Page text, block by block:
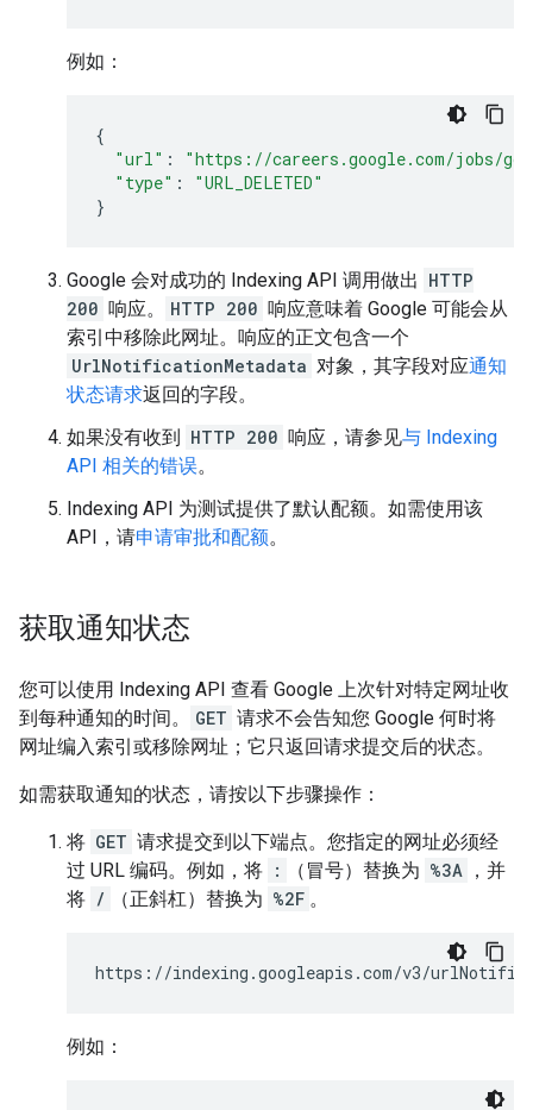
例如：
{
"url" :
"https://careers.google.com/jobs/
"type" :
"URL_DELETED"
}
Google 会对成功的 Indexing API 调用做出 HTTP
200 响应。 HTTP 200 响应意味着 Google 可能会从
索引中移除此网址。响应的正文包含一个
UrlNotificationMetadata 对象，其字段对应通知
状态请求返回的字段。
如果没有收到 HTTP 200 响应，请参见与 Indexing
API 相关的错误。
Indexing API 为测试提供了默认配额。如需使用该
API，请申请审批和配额。
获取通知状态
您可以使用 Indexing API 查看 Google 上次针对特定网址收
到每种通知的时间。
GET 请求不会告知您 Google 何时将
网址编入索引或移除网址；它只返回请求提交后的状态。
如需获取通知的状态，请按以下步骤操作：
将 GET 请求提交到以下端点。您指定的网址必须经
过 URL 编码。例如，将 : （冒号）替换为 %3A ，并
将 / （正斜杠）替换为 %2F 。
https://indexing.googleapis.com/v3/
例如：